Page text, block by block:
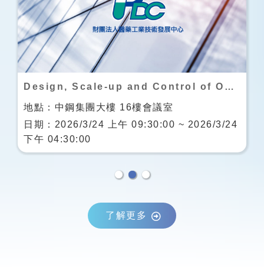
Design, Scale-up and Control of OSD Process：固體製劑製程
議室
~ 2026/3/24
地點：國立中興大學圖書館7
日期：2026/3/19 下午
了解更多